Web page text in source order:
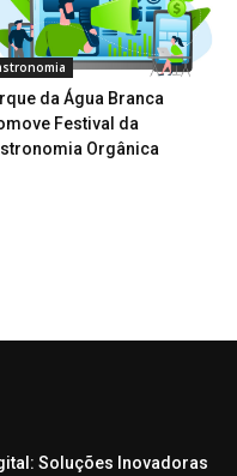
da Água Branca
Festival da
Orgânica
Soluções Inovadoras